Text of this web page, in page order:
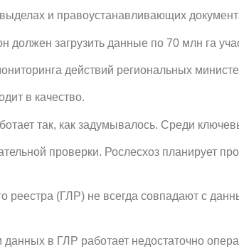
и правоустанавливающих
загрузить данные по 70 млн га
действий региональных
в качество.
так, как задумывалось. Среди
проверки. Рослесхоз планирует
реестра (ГЛР) не всегда совпадают с
в ГЛР работает недостаточно